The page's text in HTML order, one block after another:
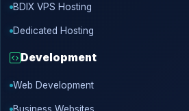
BDIX VPS Hosting
Dedicated Hosting
Development
Web Development
Business Websites